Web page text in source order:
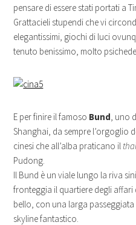
pensare di essere stati portati a
Grattacieli stupendi che vi
elegantissimi, giochi di luci
tenuto benissimo, molto
E per finire il famoso Bund, uno
Shanghai, da sempre l’orgoglio
cinesi che all’alba praticano il
Pudong.
Il Bund è un viale lungo la riva
fronteggia il quartiere degli
bello, con una larga
skyline fantastico.